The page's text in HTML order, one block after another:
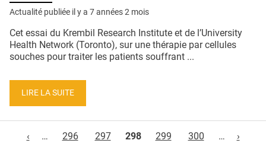
Actualité publiée il y a 7 années 2 mois
Cet essai du Krembil Research Institute et de l’University
Health Network (Toronto), sur une thérapie par cellules
souches pour traiter les patients souffrant ...
LIRE LA SUITE
‹
… 296 297 298 299 300 … ›